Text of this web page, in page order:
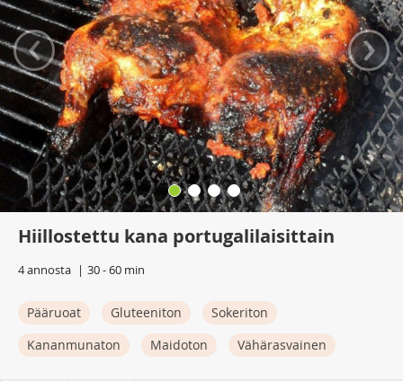
‹ ›
Hiillostettu kana portugalilaisittain
4 annosta 30 - 60 min
Pääruoat Gluteeniton
Sokeriton
Kananmunaton
Maidoton Vähärasvainen